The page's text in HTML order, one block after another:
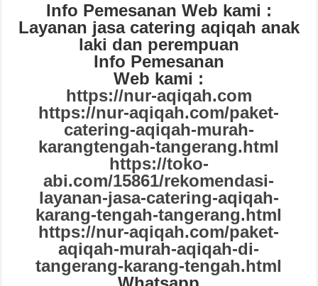
Info Pemesanan Web kami :
Layanan jasa catering aqiqah anak
laki dan perempuan
Info Pemesanan
Web kami :
https://nur-aqiqah.com
https://nur-aqiqah.com/paket-
catering-aqiqah-murah-
karangtengah-tangerang.html
https://toko-
abi.com/15861/rekomendasi-
layanan-jasa-catering-aqiqah-
karang-tengah-tangerang.html
https://nur-aqiqah.com/paket-
aqiqah-murah-aqiqah-di-
tangerang-karang-tengah.html